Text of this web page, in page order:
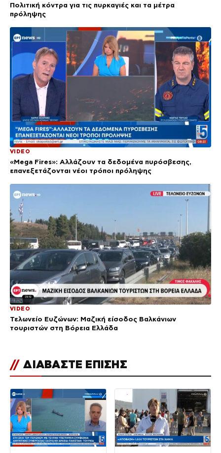
Πολιτική κόντρα για τις πυρκαγιές και τα μέτρα
πρόληψης
VIDEO
«Mega Fires»: Αλλάζουν τα δεδομένα πυρόσβεσης,
επανεξετάζονται νέοι τρόποι πρόληψης
VIDEO
Τελωνείο Ευζώνων: Μαζική είσοδος Βαλκάνιων
τουριστών στη Βόρεια Ελλάδα
// ΔΙΑΒΑΣΤΕ ΕΠΙΣΗΣ